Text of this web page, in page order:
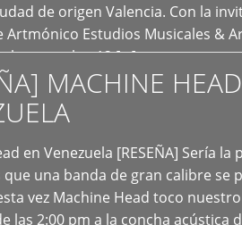
de origen Valencia. Con la
Artmónico Estudios Musicales &
cumplen 12 […]
MACHINE
en Venezuela [RESEÑA] Sería la
una banda de gran calibre se
vez Machine Head toco
las 2:00 pm a la concha acústica